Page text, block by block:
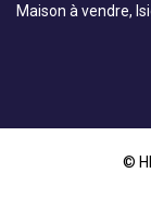
Maison à vendre,
©